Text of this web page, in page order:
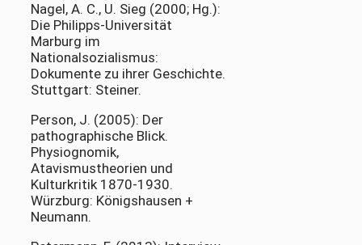
Nagel, A. C., U. Sieg (2000; Hg.):
Die Philipps-Universität
Marburg im
Nationalsozialismus:
Dokumente zu ihrer Geschichte.
Stuttgart: Steiner.
Person, J. (2005): Der
pathographische Blick.
Physiognomik,
Atavismustheorien und
Kulturkritik 1870-1930.
Würzburg: Königshausen +
Neumann.